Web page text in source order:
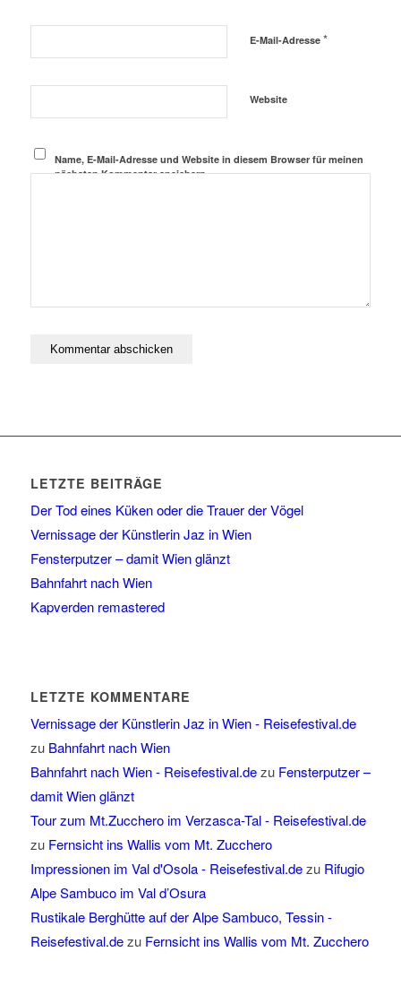
E-Mail-Adresse *
Website
Name, E-Mail-Adresse und Website in diesem Browser für meinen
nächsten Kommentar speichern.
LETZTE BEITRÄGE
Der Tod eines Küken oder die Trauer der Vögel
Vernissage der Künstlerin Jaz in Wien
Fensterputzer – damit Wien glänzt
Bahnfahrt nach Wien
Kapverden remastered
LETZTE KOMMENTARE
Vernissage der Künstlerin Jaz in Wien - Reisefestival.de
zu Bahnfahrt nach Wien
Bahnfahrt nach Wien - Reisefestival.dezu Fensterputzer –
damit Wien glänzt
Tour zum Mt.Zucchero im Verzasca-Tal - Reisefestival.de
zu Fernsicht ins Wallis vom Mt. Zucchero
Impressionen im Val d'Osola - Reisefestival.dezu Rifugio
Alpe Sambuco im Val d’Osura
Rustikale Berghütte auf der Alpe Sambuco, Tessin -
Reisefestival.dezu Fernsicht ins Wallis vom Mt. Zucchero